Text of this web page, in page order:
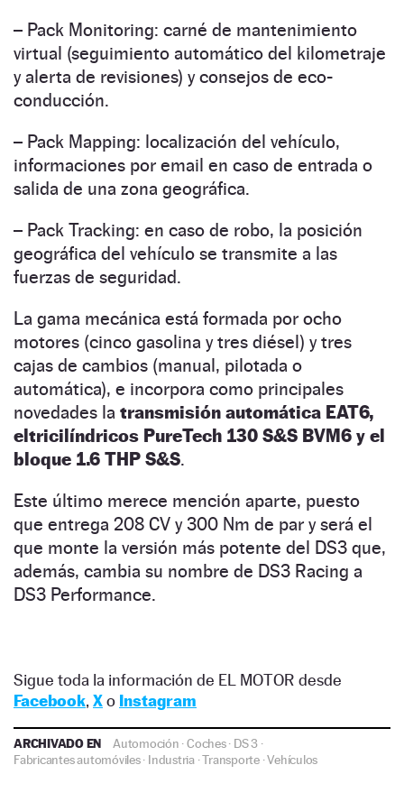
– Pack Monitoring: carné de mantenimiento
virtual (seguimiento automático del kilometraje
y alerta de revisiones) y consejos de eco-
conducción.
– Pack Mapping: localización del vehículo,
informaciones por email en caso de entrada o
salida de una zona geográfica.
– Pack Tracking: en caso de robo, la posición
geográfica del vehículo se transmite a las
fuerzas de seguridad.
La gama mecánica está formada por ocho
motores (cinco gasolina y tres diésel) y tres
cajas de cambios (manual, pilotada o
automática), e incorpora como principales
novedades la transmisión automática EAT6,
eltricilíndricos PureTech 130 S&S BVM6 y el
bloque 1.6 THP S&S.
Este último merece mención aparte, puesto
que entrega 208 CV y 300 Nm de par y será el
que monte la versión más potente del DS3 que,
además, cambia su nombre de DS3 Racing a
DS3 Performance.
Sigue toda la información de EL MOTOR desde
Facebook, Xo Instagram
ARCHIVADO EN Automoción ·Coches· DS 3 ·
Fabricantes automóviles· Industria·Transporte·Vehículos